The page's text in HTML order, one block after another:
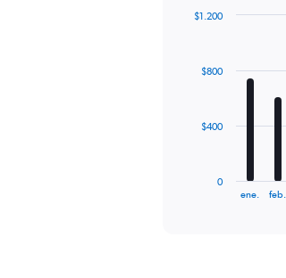
The
ene. feb.
0
$400
$800
$1.200